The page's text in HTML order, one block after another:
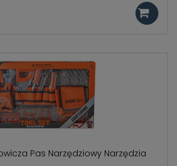
Pas Narzędziowy Narzędzia